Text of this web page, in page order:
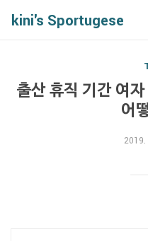
kini's Sportugese
출산 휴직 기간 여
어
2019.